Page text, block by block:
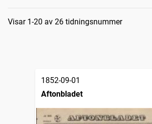
Sökresultat
Visar 1-20 av 26 tidningsnummer
1852-09-01
Aftonbladet